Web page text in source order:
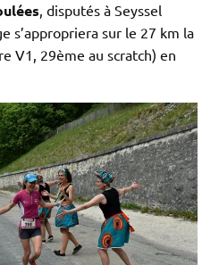
, disputés à Seyssel
s’appropriera sur le 27 km la
V1, 29ème au scratch) en